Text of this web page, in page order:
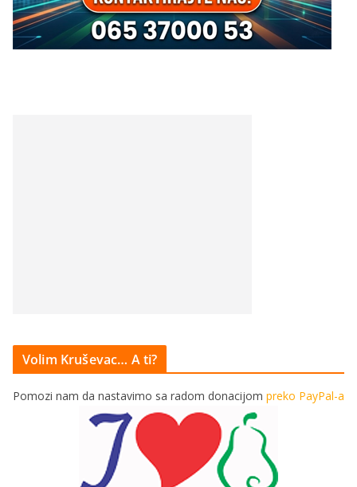
Volim Kruševac… A ti?
Pomozi nam da nastavimo sa radom donacijom preko PayPal-a